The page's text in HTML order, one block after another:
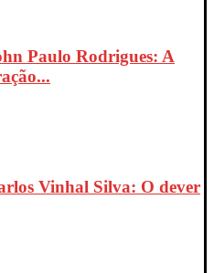
Paulo Rodrigues: A
Vinhal Silva: O dever